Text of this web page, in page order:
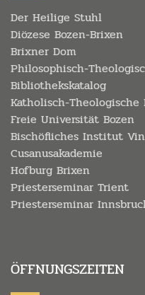
Der Heilige Stuhl
Diözese Bozen-Brixen
Brixner Dom
Philosophisch-
Bibliothekskatalog
Katholisch-
Freie Universität Bozen
Bischöfliches Institut
Cusanusakademie
Hofburg Brixen
Priesterseminar Trient
Priesterseminar
ÖFFNUNGSZEITEN